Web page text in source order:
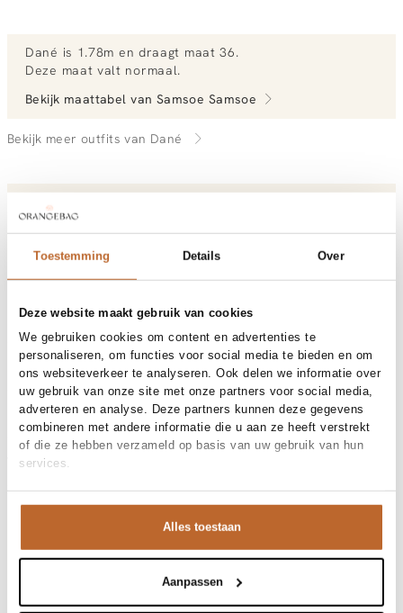
Toestemming Details Over
Deze website maakt gebruik van cookies
We gebruiken cookies om content en advertenties te
personaliseren, om functies voor social media te bieden en om
ons websiteverkeer te analyseren. Ook delen we informatie over
uw gebruik van onze site met onze partners voor social media,
adverteren en analyse. Deze partners kunnen deze gegevens
combineren met andere informatie die u aan ze heeft verstrekt
of die ze hebben verzameld op basis van uw gebruik van hun
services.
Alles toestaan
Aanpassen
Dané is 1.78m en draagt maat 36.
Deze maat valt normaal.
Bekijk maattabel van Samsoe Samsoe
Bekijk meer outfits van Dané
Vandaag besteld, morgen in huis
Materiaal en verzorging
Fabric
Fabric: 93% recycled polyester,
7% elastane
Reiniging
30°C machine wash
Maat en pasvorm
Maatadvies
Deze maat valt normaal
Pasvorm
Losvallend
Taillehoogte
High waist
Maat model
36
Productdetails
Merk
Samsoe Samsoe
Merk-artikelnummer
Variantnummer
194014TCX
Variantnaam
OMBRE BLUE
00015467
Patroon
Effen
Steekzakken
Gelegenheid
Bruiloft, Vakantie
Verzenden en retour
Bij Orangebag ontvang je gratis verzending vanaf €99. Alle
zodat je jouw pakket altijd kunt volgen. Bestel je voor 21:45
uur op werkdagen? Dan wordt je pakket vandaag nog
verzonden!
Shop the look
We houden van dit contrast. De soepele plissé broek
heeft een prachtige valling en combineert moeiteloos